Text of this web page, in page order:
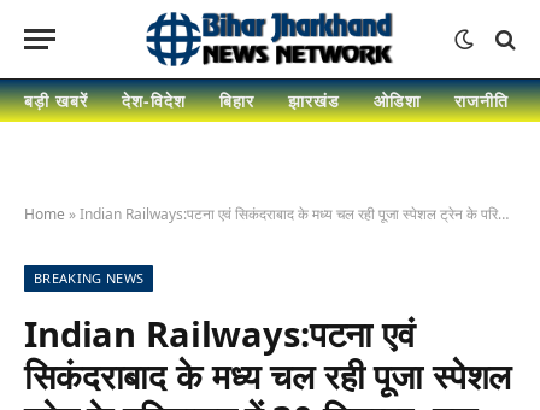
बड़ी खबरें देश-विदेश बिहार झारखंड ओडिशा राजनीति
Home »Indian Railways:पटना एवं सिकंदराबाद के मध्य चल रही पूजा स्पेशल ट्रेन के परिचालन में 30 दिसम्बर, तक विस्तार
BREAKING NEWS
Indian Railways:पटना एवं
सिकंदराबाद के मध्य चल रही पूजा स्पेशल